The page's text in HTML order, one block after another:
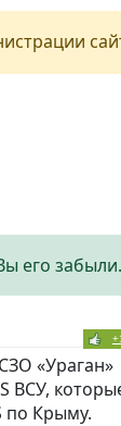
его забыли.
«Ураган»
ВСУ,
по Крыму.